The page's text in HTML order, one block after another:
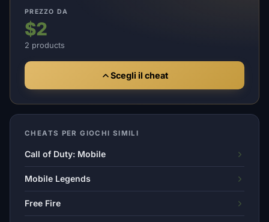
PREZZO DA
$2
2 products
Scegli il cheat
CHEATS PER GIOCHI SIMILI
Call of Duty: Mobile
Mobile Legends
Free Fire